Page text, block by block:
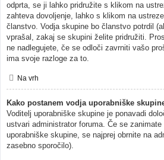
odprta, se ji lahko pridružite s klikom na
zahteva dovoljenje, lahko s klikom na
članstvo. Vodja skupine bo članstvo potrdil
vprašal, zakaj se skupini želite pridružiti.
ne nadlegujete, če se odloči zavrniti vašo
ima svoje razloge za to.
Na vrh
Kako postanem vodja uporabniške
Voditelj uporabniške skupine je ponavadi
ustvari administrator foruma. Če se
uporabniške skupine, se najprej obrnite na
zasebno sporočilo).